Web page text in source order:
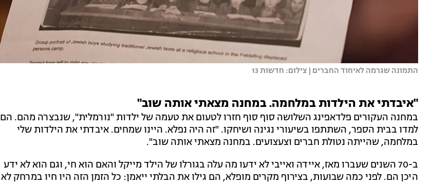
התמונה שגרמה לאיחוד החברים | צילום: חדשות 13
"איבדתי את הילדות במלחמה. במחנה מצאתי אותה שוב"
במחנה העקורים פלדאפינג השלושה סוף סוף חזרו לטעום את טעמה של ילדות "נורמלית", שנבצרה מהם. הם
למדו בבית הספר, השתתפו בשיעורי נגינה ושיחקו. "זה היה נפלא. היינו שמחים. איבדתי את הילדות שלי
במלחמה, שהייתה נטולת חברים וצעצועים. במחנה מצאתי אותה שוב".
ב-70 השנים שעברו מאז, איידה ואייבי לא ידעו מה עלה בגורלו של הילד מייקל והאם הוא חי, וגם הוא לא ידע
היכן הם. לפני כמה שבועות, בצירוף מקרים מופלא, הם גילו את הבלתי ייאמן: כל הזמן הזה היו חיו במרחק לא